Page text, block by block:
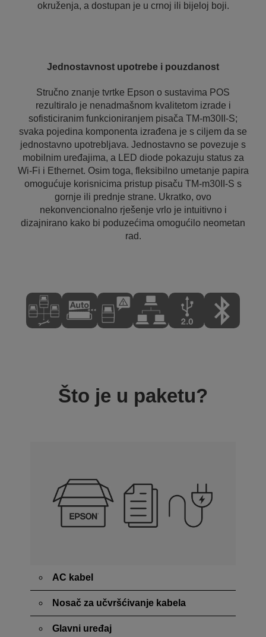
okruženja, a dostupan je u crnoj ili bijeloj boji.
Jednostavnost upotrebe i pouzdanost
Stručno znanje tvrtke Epson o sustavima POS
rezultiralo je nenadmašnom kvalitetom izrade i
sofisticiranim funkcioniranjem pisača TM-m30II-S;
svaka pojedina komponenta izrađena je s ciljem da se
jednostavno upotrebljava. Jednostavno se povezuje s
mobilnim uređajima, a LED diode pokazuju status za
Wi-Fi i Ethernet. Osim toga, fleksibilno umetanje papira
omogućuje korisnicima pristup pisaču TM-m30II-S s
gornje ili prednje strane. Ukratko, ovo
nekonvencionalno rješenje vrlo je intuitivno i
dizajnirano kako bi poduzećima omogućilo neometan
rad.
Što je u paketu?
AC kabel
Nosač za učvršćivanje kabela
Glavni uređaj